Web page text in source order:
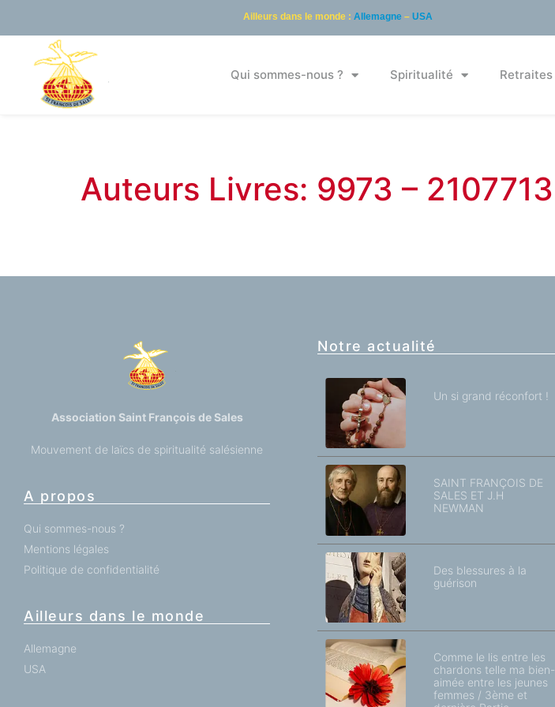
Ailleurs dans le monde : Allemagne– USA
Qui sommes-nous ? Spiritualité Retraites
Auteurs Livres: 9973 – 2107713
Association Saint François de Sales
Mouvement de laïcs de spiritualité salésienne
A propos
Qui sommes-nous ?
Mentions légales
Politique de confidentialité
Ailleurs dans le monde
Allemagne
USA
Notre actualité
Un si grand réconfort !
SAINT FRANÇOIS DE
SALES ET J.H
NEWMAN
Des blessures à la
guérison
Comme le lis entre les
chardons telle ma bien-
aimée entre les jeunes
femmes / 3ème et